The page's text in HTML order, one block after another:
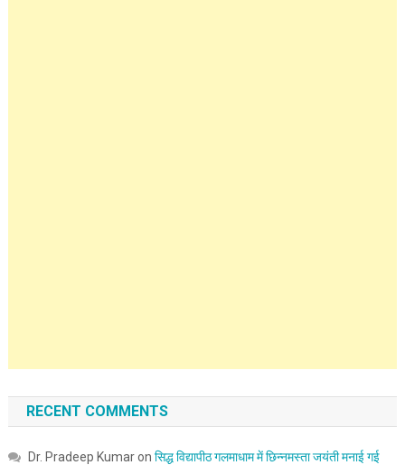
RECENT COMMENTS
Dr. Pradeep Kumaron सिद्ध विद्यापीठ गलमाधाम में छिन्नमस्ता जयंती मनाई गई